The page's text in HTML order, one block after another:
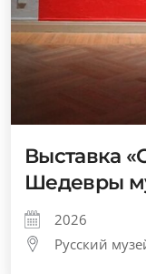
Выставка
Шедевры
2026
Русский